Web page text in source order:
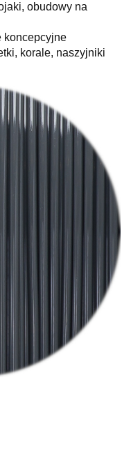
obudowy na
koncepcyjne
korale, naszyjniki